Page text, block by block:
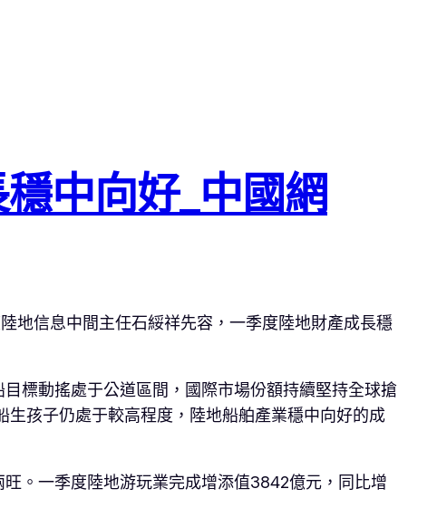
中向好_中國網
地信息中間主任石綏祥先容，一季度陸地財產成長穩
標動搖處于公道區間，國際市場份額持續堅持全球搶
孩子仍處于較高程度，陸地船舶產業穩中向好的成
。一季度陸地游玩業完成增添值3842億元，同比增